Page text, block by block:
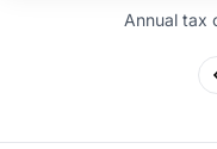
Annual tax